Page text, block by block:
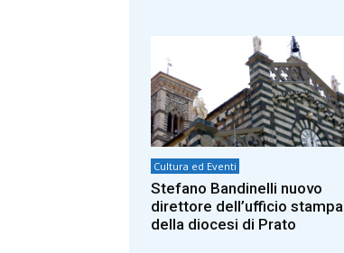
Cultura ed Eventi
Stefano Bandinelli nuovo
direttore dell’ufficio stampa
della diocesi di Prato